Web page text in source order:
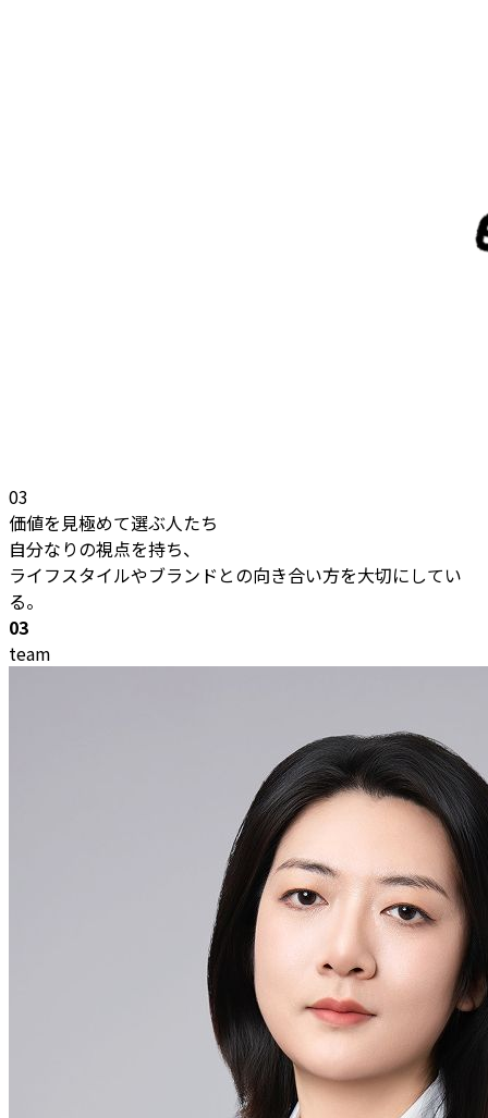
03
価値を見極めて選ぶ人たち
自分なりの視点を持ち、
ライフスタイルやブランドとの向き合い方を大切にしてい
る。
03
team